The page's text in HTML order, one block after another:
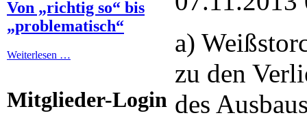
Von „richtig so“ bis
„problematisch“
Weiterlesen …
Mitglieder-Login
a)
zu den
des